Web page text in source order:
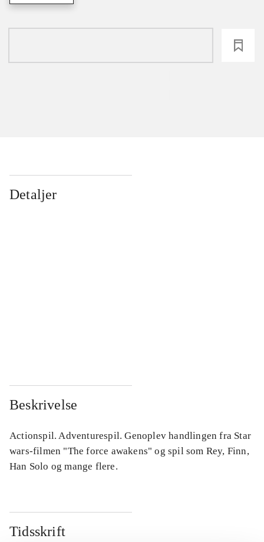
Detaljer
Beskrivelse
Actionspil. Adventurespil. Genoplev handlingen fra Star
wars-filmen "The force awakens" og spil som Rey, Finn,
Han Solo og mange flere.
Tidsskrift